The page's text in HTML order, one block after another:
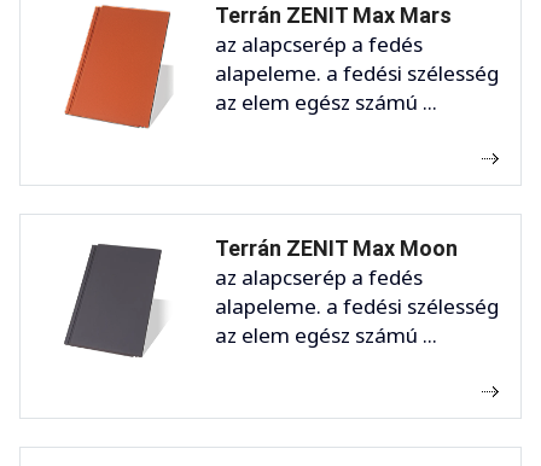
Terrán ZENIT Max Mars
az alapcserép a fedés
alapeleme. a fedési szélesség
az elem egész számú ...
Terrán ZENIT Max Moon
az alapcserép a fedés
alapeleme. a fedési szélesség
az elem egész számú ...